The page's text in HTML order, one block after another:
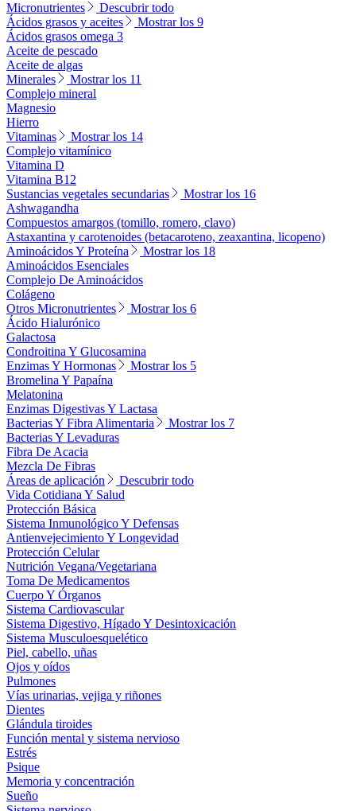
Micronutrientes
Descubrir todo
Ácidos grasos y aceites
Mostrar los 9
Ácidos grasos omega 3
Aceite de pescado
Aceite de algas
Minerales
Mostrar los 11
Complejo mineral
Magnesio
Hierro
Vitaminas
Mostrar los 14
Complejo vitamínico
Vitamina D
Vitamina B12
Sustancias vegetales secundarias
Mostrar los 16
Ashwagandha
Compuestos amargos (tomillo, romero, clavo)
Astaxantina y carotenoides (betacaroteno, zeaxantina, licopeno)
Aminoácidos Y Proteína
Mostrar los 18
Aminoácidos Esenciales
Complejo De Aminoácidos
Colágeno
Otros Micronutrientes
Mostrar los 6
Ácido Hialurónico
Galactosa
Condroitina Y Glucosamina
Enzimas Y Hormonas
Mostrar los 5
Bromelina Y Papaína
Melatonina
Enzimas Digestivas Y Lactasa
Bacterias Y Fibra Alimentaria
Mostrar los 7
Bacterias Y Levaduras
Fibra De Acacia
Mezcla De Fibras
Áreas de aplicación
Descubrir todo
Vida Cotidiana Y Salud
Protección Básica
Sistema Inmunológico Y Defensas
Antienvejecimiento Y Longevidad
Protección Celular
Nutrición Vegana/Vegetariana
Toma De Medicamentos
Cuerpo Y Órganos
Sistema Cardiovascular
Sistema Digestivo, Hígado Y Desintoxicación
Sistema Musculoesquelético
Piel, cabello, uñas
Ojos y oídos
Pulmones
Vías urinarias, vejiga y riñones
Dientes
Glándula tiroides
Función mental y sistema nervioso
Estrés
Psique
Memoria y concentración
Sueño